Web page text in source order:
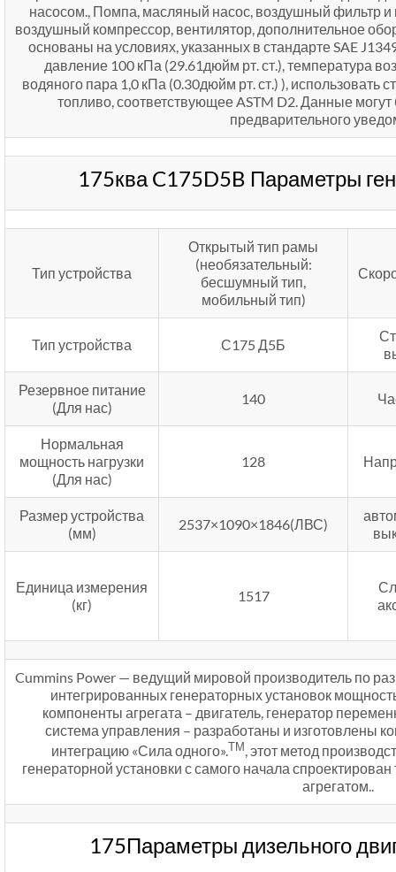
насосом., Помпа, масляный насос, воздушный фильтр и
воздушный компрессор, вентилятор, дополнительное
основаны на условиях, указанных в стандарте SAE
давление 100 кПа (29.61дюйм рт. ст.), температура
водяного пара 1,0 кПа (0.30дюйм рт. ст.) ), использовать
топливо, соответствующее ASTM D2. Данные
предварительного
175ква C175D5B Параметры
Тип устройства
Открытый тип рамы
(необязательный:
бесшумный тип,
мобильный тип)
Тип устройства С175 Д5Б
Резервное питание
(Для нас)
140
Нормальная
мощность нагрузки
(Для нас)
128
Размер устройства
(мм)
2537×1090×1846(ЛВС)
Единица измерения
(кг)
1517
Cummins Power — ведущий мировой производитель по
интегрированных генераторных установок
компоненты агрегата – двигатель, генератор
система управления – разработаны и изготовлены
интеграцию «Сила одного».ТМ, этот метод
генераторной установки с самого начала
агрегатом..
175Параметры дизельного